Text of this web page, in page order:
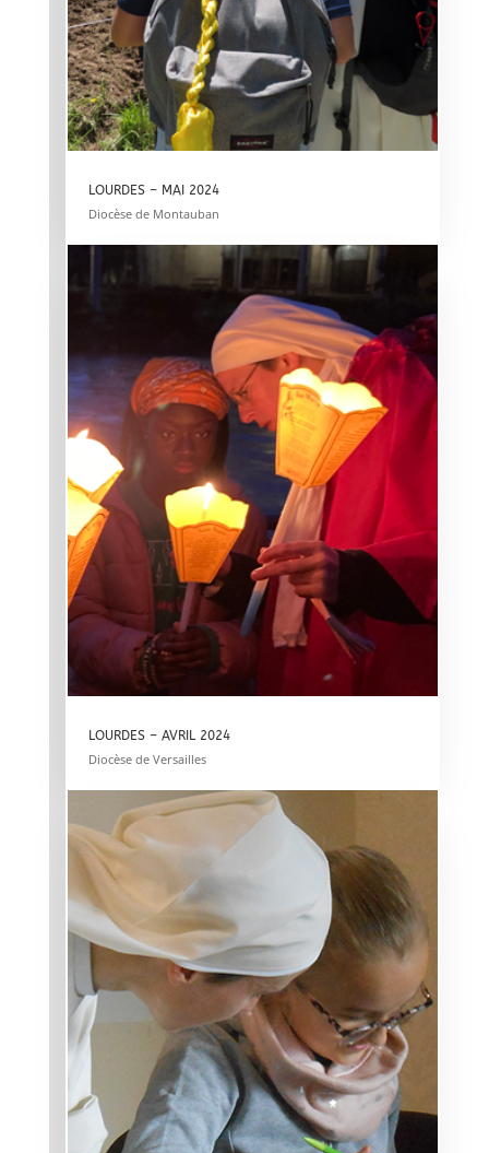
LOURDES – MAI 2024
Diocèse de Montauban
LOURDES – AVRIL 2024
Diocèse de Versailles